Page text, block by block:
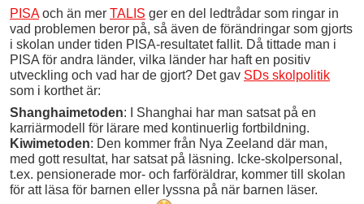
PISAoch än mer TALIS ger en del ledtrådar som ringar in
vad problemen beror på, så även de förändringar som gjorts
i skolan under tiden PISA-resultatet fallit. Då tittade man i
PISA för andra länder, vilka länder har haft en positiv
utveckling och vad har de gjort? Det gav SDs skolpolitik
som i korthet är:
Shanghaimetoden: I Shanghai har man satsat på en
karriärmodell för lärare med kontinuerlig fortbildning.
Kiwimetoden: Den kommer från Nya Zeeland där man,
med gott resultat, har satsat på läsning. Icke-skolpersonal,
t.ex. pensionerade mor- och farföräldrar, kommer till skolan
för att läsa för barnen eller lyssna på när barnen läser.